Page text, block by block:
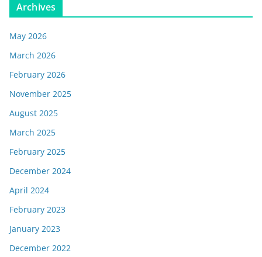
Archives
May 2026
March 2026
February 2026
November 2025
August 2025
March 2025
February 2025
December 2024
April 2024
February 2023
January 2023
December 2022